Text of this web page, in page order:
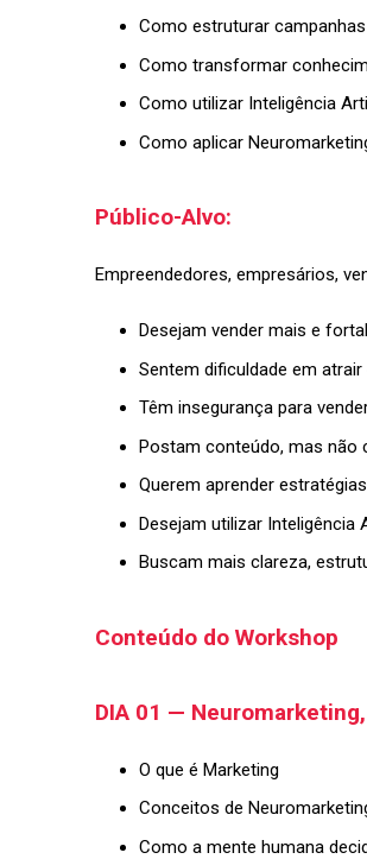
Como estruturar
Como transformar
Como utilizar Inteligência
Como aplicar
Público-Alvo:
Empreendedores, empresários,
Desejam vender mais e
Sentem dificuldade em
Têm insegurança para
Postam conteúdo, mas não
Querem aprender
Desejam utilizar
Buscam mais clareza,
Conteúdo do Workshop
DIA 01 —
O que é Marketing
Conceitos de
Como a mente humana